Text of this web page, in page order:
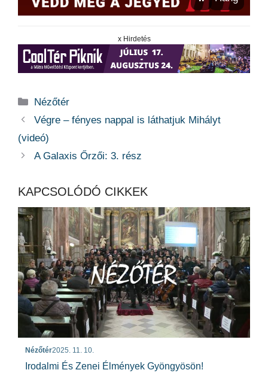
x Hirdetés
Kategória
Nézőtér
Végre – fényes nappal is láthatjuk Mihályt
(videó)
A Galaxis Őrzői: 3. rész
KAPCSOLÓDÓ CIKKEK
Nézőtér2025. 11. 10.
Irodalmi És Zenei Élmények Gyöngyösön!